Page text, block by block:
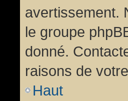
avertissement.
le groupe
donné.
raisons de
Haut